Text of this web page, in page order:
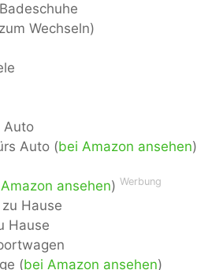
Wechseln)
Auto
Auto (bei Amazon ansehen)
ansehen) Werbung
Hause
Hause
(bei Amazon ansehen)